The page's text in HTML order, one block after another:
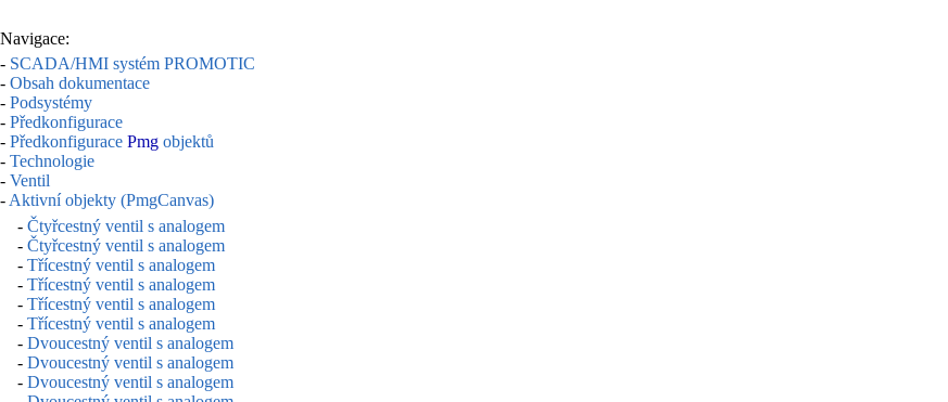
Navigace:
- SCADA/HMI systém PROMOTIC
- Obsah dokumentace
- Podsystémy
- Předkonfigurace
- Předkonfigurace Pmg objektů
- Technologie
- Ventil
- Aktivní objekty (PmgCanvas)
- Čtyřcestný ventil s analogem
- Čtyřcestný ventil s analogem
- Třícestný ventil s analogem
- Třícestný ventil s analogem
- Třícestný ventil s analogem
- Třícestný ventil s analogem
- Dvoucestný ventil s analogem
- Dvoucestný ventil s analogem
- Dvoucestný ventil s analogem